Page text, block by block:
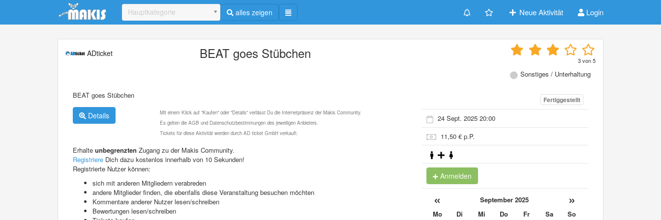
Update cookies preferences
Hauptkategorie alles zeigen Neue Aktivität Login
ADticket BEAT goes Stübchen 3von5
Sonstiges / Unterhaltung
BEAT goes Stübchen
Details
Mit einem Klick auf "Kaufen" oder "Details" verlässt Du die Internetpräsenz der Makis Community.
Es gelten die AGB und Datenschutzbestimmungen des jeweiligen Anbieters.
Tickets für diese Aktivität werden durch AD ticket GmbH verkauft.
Erhalte unbegrenzten Zugang zu der Makis Community.
Registriere Dich dazu kostenlos innerhalb von 10 Sekunden!
Registrierte Nutzer können:
sich mit anderen Mitgliedern verabreden
andere Mitglieder finden, die ebenfalls diese Veranstaltung besuchen möchten
Kommentare anderer Nutzer lesen/schreiben
Bewertungen lesen/schreiben
Fertiggestellt
24 Sept. 2025 20:00
11,50 € p.P.
Anmelden
« September 2025 »
Mo Di Mi Do Fr Sa
So